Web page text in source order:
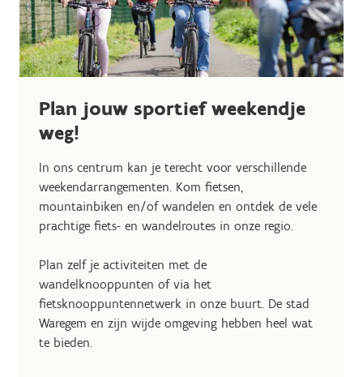
Plan jouw sportief weekendje
weg!
In ons centrum kan je terecht voor verschillende
weekendarrangementen. Kom fietsen,
mountainbiken en/of wandelen en ontdek de vele
prachtige fiets- en wandelroutes in onze regio.
Plan zelf je activiteiten met de
wandelknooppunten of via het
fietsknooppuntennetwerk in onze buurt. De stad
Waregem en zijn wijde omgeving hebben heel wat
te bieden.